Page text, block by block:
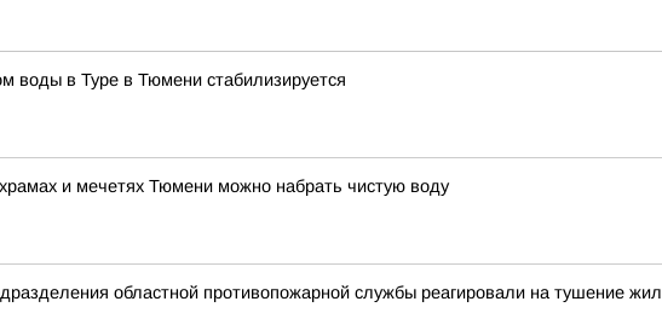
воды в Туре в Тюмени стабилизируется
и мечетях Тюмени можно набрать чистую воду
областной противопожарной службы реагировали на тушение